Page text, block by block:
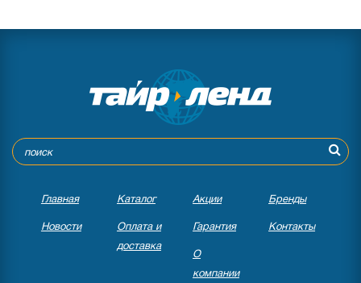
Главная Каталог Акции Бренды
Новости
Оплата и
доставка
Гарантия Контакты
О
компании